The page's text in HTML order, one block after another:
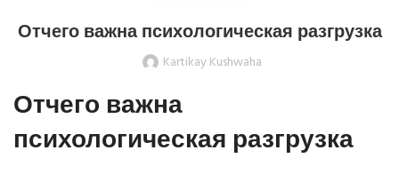
Отчего важна психологическая разгрузка
Kartikay Kushwaha
Отчего важна
психологическая разгрузка